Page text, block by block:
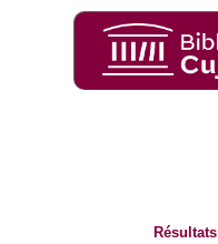
Résultats